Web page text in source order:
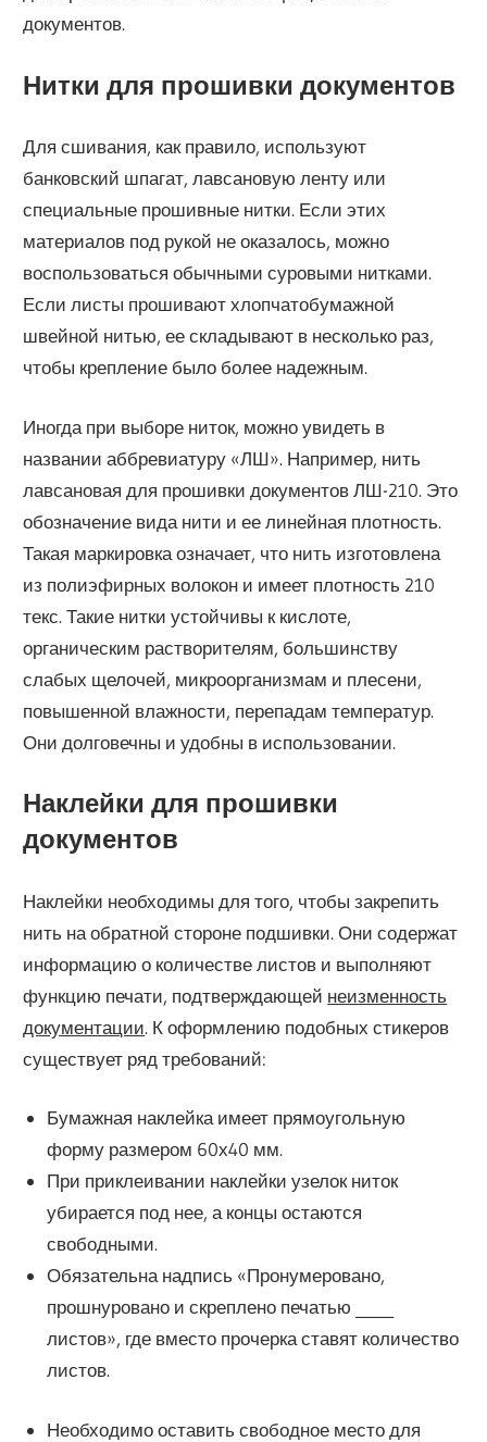
документов.
Нитки для прошивки документов
Для сшивания, как правило, используют
банковский шпагат, лавсановую ленту или
специальные прошивные нитки. Если этих
материалов под рукой не оказалось, можно
воспользоваться обычными суровыми нитками.
Если листы прошивают хлопчатобумажной
швейной нитью, ее складывают в несколько раз,
чтобы крепление было более надежным.
Иногда при выборе ниток, можно увидеть в
названии аббревиатуру «ЛШ». Например, нить
лавсановая для прошивки документов ЛШ-210. Это
обозначение вида нити и ее линейная плотность.
Такая маркировка означает, что нить изготовлена
из полиэфирных волокон и имеет плотность 210
текс. Такие нитки устойчивы к кислоте,
органическим растворителям, большинству
слабых щелочей, микроорганизмам и плесени,
повышенной влажности, перепадам температур.
Они долговечны и удобны в использовании.
Наклейки для прошивки
документов
Наклейки необходимы для того, чтобы закрепить
нить на обратной стороне подшивки. Они содержат
информацию о количестве листов и выполняют
функцию печати, подтверждающей неизменность
документации. К оформлению подобных стикеров
существует ряд требований:
Бумажная наклейка имеет прямоугольную
форму размером 60х40 мм.
При приклеивании наклейки узелок ниток
убирается под нее, а концы остаются
свободными.
Обязательна надпись «Пронумеровано,
прошнуровано и скреплено печатью _____
листов», где вместо прочерка ставят количество
листов.
Необходимо оставить свободное место для